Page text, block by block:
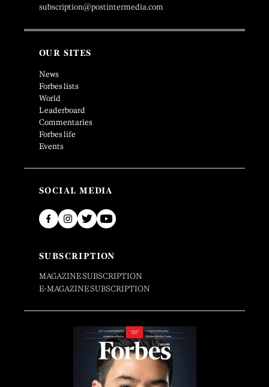
subscription@postintermedia.com
OUR SITES
News
Forbes lists
World
Leaderboard
Commentaries
Forbes life
Events
SOCIAL MEDIA
SUBSCRIPTION
MAGAZINE SUBSCRIPTION
E-MAGAZINE SUBSCRIPTION